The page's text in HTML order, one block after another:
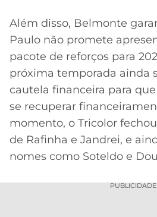
Além disso, Belmonte
Paulo não promete
pacote de reforços para
próxima temporada ainda
cautela financeira para
se recuperar
momento, o Tricolor
de Rafinha e Jandrei, e
nomes como Soteldo e
PUBLICIDADE